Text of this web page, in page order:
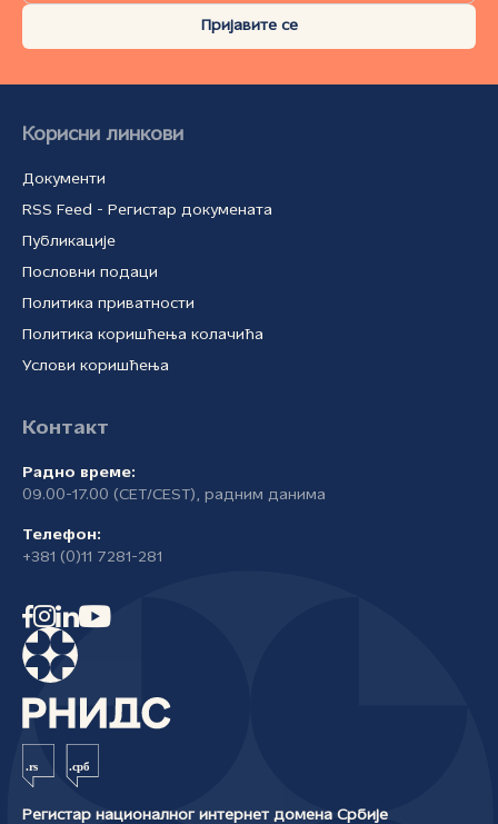
Пријавите се
Корисни линкови
Документи
RSS Feed - Регистар докумената
Публикације
Пословни подаци
Политика приватности
Политика коришћења колачића
Услови коришћења
Контакт
Радно време:
09.00-17.00 (CET/CEST), радним данима
Телефон:
+381 (0)11 7281-281
Регистар националног интернет домена Србије